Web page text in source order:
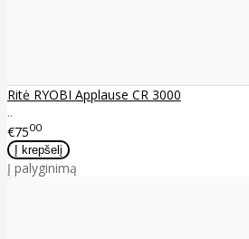
Ritė RYOBI Applause CR 3000
..
€7500
Į palyginimą